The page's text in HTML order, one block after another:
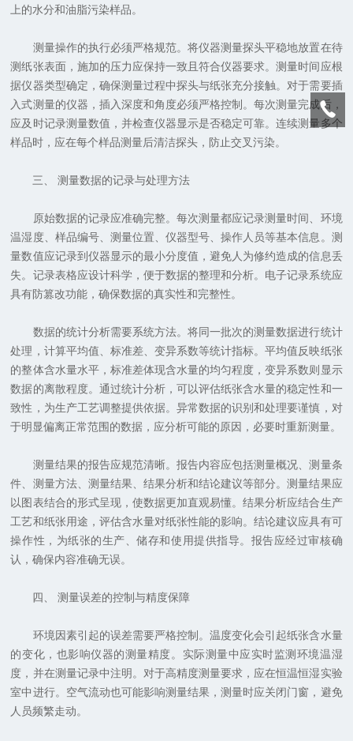
上的水分和油脂污染样品。
测量操作的执行必须严格规范。将仪器测量探头平稳地放置在待
测纸张表面，施加的压力应保持一致且符合仪器要求。测量时间应根
据仪器类型确定，确保测量过程中探头与纸张充分接触。对于需要插
入式测量的仪器，插入深度和角度必须严格控制。每次测量完成后，
应及时记录测量数值，并检查仪器显示是否稳定可靠。连续测量多个
样品时，应在每个样品测量后清洁探头，防止交叉污染。
三、 测量数据的记录与处理方法
原始数据的记录应准确完整。每次测量都应记录测量时间、环境
温湿度、样品编号、测量位置、仪器型号、操作人员等基本信息。测
量数值应记录到仪器显示的最小分度值，避免人为修约造成的信息丢
失。记录表格应设计科学，便于数据的整理和分析。电子记录系统应
具有防篡改功能，确保数据的真实性和完整性。
数据的统计分析需要系统方法。将同一批次的测量数据进行统计
处理，计算平均值、标准差、变异系数等统计指标。平均值反映纸张
的整体含水量水平，标准差体现含水量的均匀程度，变异系数则显示
数据的离散程度。通过统计分析，可以评估纸张含水量的稳定性和一
致性，为生产工艺调整提供依据。异常数据的识别和处理要谨慎，对
于明显偏离正常范围的数据，应分析可能的原因，必要时重新测量。
测量结果的报告应规范清晰。报告内容应包括测量概况、测量条
件、测量方法、测量结果、结果分析和结论建议等部分。测量结果应
以图表结合的形式呈现，使数据更加直观易懂。结果分析应结合生产
工艺和纸张用途，评估含水量对纸张性能的影响。结论建议应具有可
操作性，为纸张的生产、储存和使用提供指导。报告应经过审核确
认，确保内容准确无误。
四、 测量误差的控制与精度保障
环境因素引起的误差需要严格控制。温度变化会引起纸张含水量
的变化，也影响仪器的测量精度。实际测量中应实时监测环境温湿
度，并在测量记录中注明。对于高精度测量要求，应在恒温恒湿实验
室中进行。空气流动也可能影响测量结果，测量时应关闭门窗，避免
人员频繁走动。